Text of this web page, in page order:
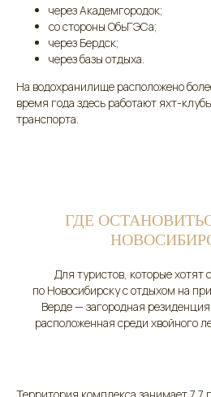
через Академгородок;
со стороны ОбьГЭСа;
через Бердск;
через базы отдыха.
На водохранилище расположено
время года здесь работают яхт-
транспорта.
ГДЕ
Для туристов, которые хотят
по Новосибирску с отдыхом на
Верде — загородная
расположенная среди хвойного